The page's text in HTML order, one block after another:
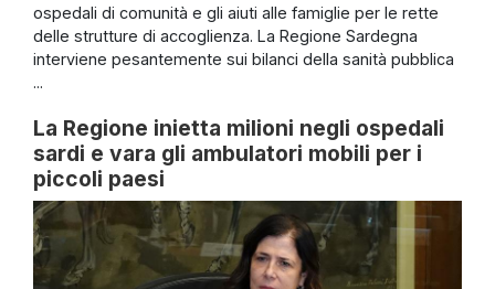
ospedali di comunità e gli aiuti alle famiglie per le rette
delle strutture di accoglienza. La Regione Sardegna
interviene pesantemente sui bilanci della sanità pubblica
...
La Regione inietta milioni negli ospedali
sardi e vara gli ambulatori mobili per i
piccoli paesi